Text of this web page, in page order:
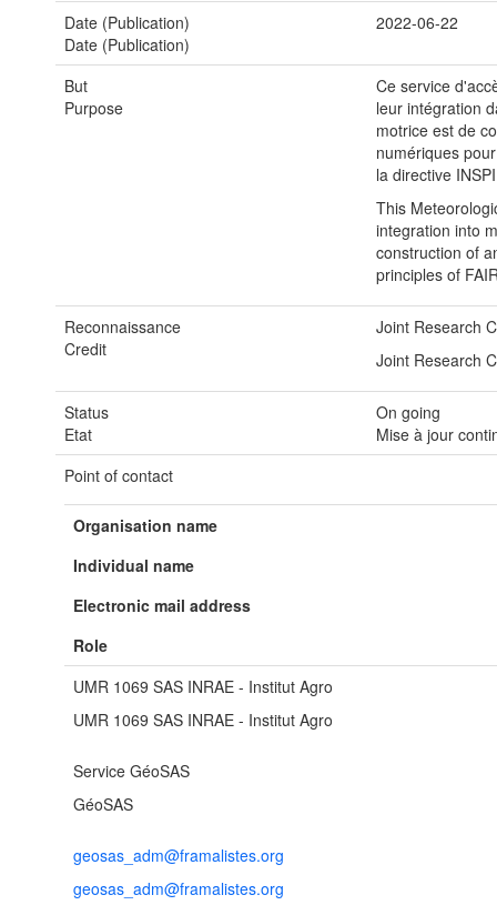
Date (Publication)
Date (Publication)
2022-06-22
But
Purpose
Ce service
leur intégration
motrice est de
numériques
la directive
This
integration into
construction of
principles of
Reconnaissance
Credit
Joint Research
Joint Research
Status
Etat
On going
Mise à jour
Point of contact
Organisation name
Individual name
Electronic mail address
Role
UMR 1069 SAS INRAE - Institut Agro
UMR 1069 SAS INRAE - Institut Agro
Service GéoSAS
GéoSAS
geosas_adm@framalistes.org
geosas_adm@framalistes.org